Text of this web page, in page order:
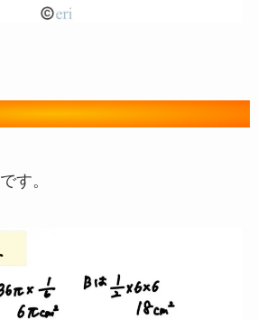
です。